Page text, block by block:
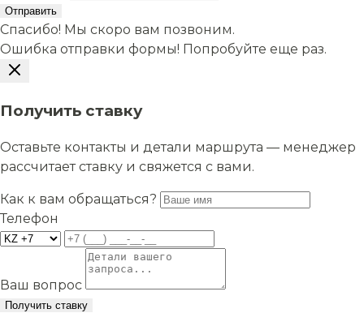
Отправить
Спасибо! Мы скоро вам позвоним.
Ошибка отправки формы! Попробуйте еще раз.
Получить ставку
Оставьте контакты и детали маршрута — менеджер
рассчитает ставку и свяжется с вами.
Как к вам обращаться?
Телефон
Ваш вопрос
Получить ставку